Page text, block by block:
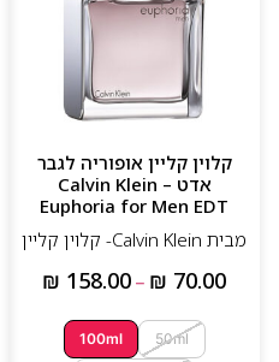
קלוין קליין אופוריה לגבר
אדט – Calvin Klein
Euphoria for Men EDT
מבית Calvin Klein- קלוין קליין
₪ 70.00
–
₪ 158.00
50ml
100ml